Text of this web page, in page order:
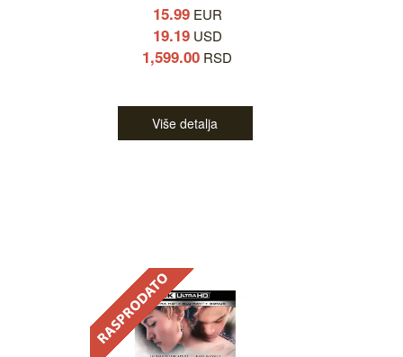
15.99EUR
19.19USD
1,599.00 RSD
Više detalja